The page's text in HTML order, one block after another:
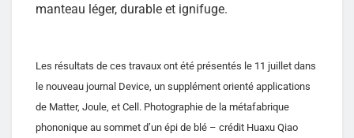
manteau léger, durable et ignifuge.
Les résultats de ces travaux ont été présentés le 11 juillet dans
le nouveau journal Device, un supplément orienté applications
de Matter, Joule, et Cell. Photographie de la métafabrique
phononique au sommet d’un épi de blé – crédit Huaxu Qiao